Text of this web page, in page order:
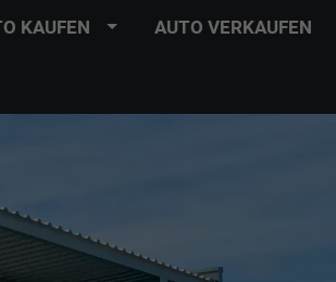
KAUFEN AUTO VERKAUFEN